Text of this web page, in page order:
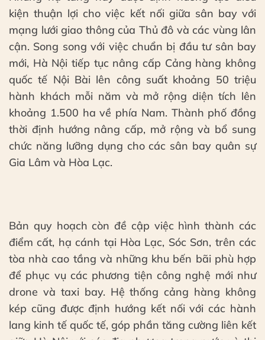
kiện thuận lợi cho việc kết nối giữa sân bay với
mạng lưới giao thông của Thủ đô và các vùng lân
cận. Song song với việc chuẩn bị đầu tư sân bay
mới, Hà Nội tiếp tục nâng cấp Cảng hàng không
quốc tế Nội Bài lên công suất khoảng 50 triệu
hành khách mỗi năm và mở rộng diện tích lên
khoảng 1.500 ha về phía Nam. Thành phố đồng
thời định hướng nâng cấp, mở rộng và bổ sung
chức năng lưỡng dụng cho các sân bay quân sự
Gia Lâm và Hòa Lạc.
Bản quy hoạch còn đề cập việc hình thành các
điểm cất, hạ cánh tại Hòa Lạc, Sóc Sơn, trên các
tòa nhà cao tầng và những khu bến bãi phù hợp
để phục vụ các phương tiện công nghệ mới như
drone và taxi bay. Hệ thống cảng hàng không
kép cũng được định hướng kết nối với các hành
lang kinh tế quốc tế, góp phần tăng cường liên kết